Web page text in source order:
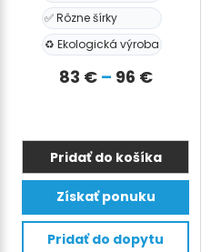
✅ Rôzne šírky
♻️ Ekologická výroba
83 € – 96 €
96 €
Pridať do košíka
Tento
produkt
má
Získať ponuku
Pridať do dopytu